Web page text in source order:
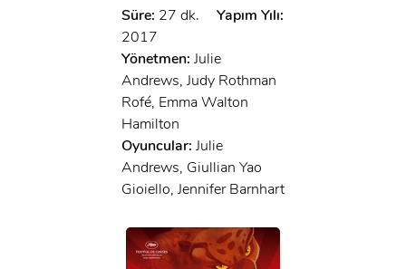
Süre: 27 dk.
Yapım Yılı:
2017
Yönetmen: Julie
Andrews, Judy Rothman
Rofé, Emma Walton
Hamilton
Oyuncular: Julie
Andrews, Giullian Yao
Gioiello, Jennifer Barnhart